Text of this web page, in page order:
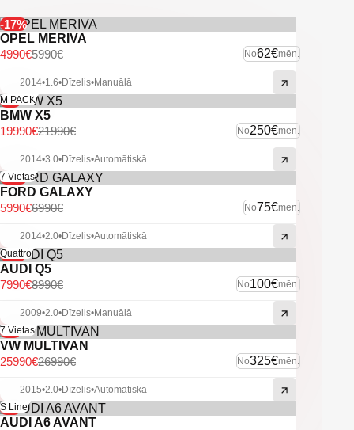
-Priekšējie parkingsensori.
-Aizmugurējie parkingsensori.
-Navigācija.
-IsoFix sēdeklīšu stiprinājumi.
-Vieglmetāla diski ar labām riepām.
-2 Atslēgas.
-Navigācija.
-Miglas lukturi.
-U.C. ekstras.
-17%
OPEL MERIVA
No62€mēn.
5990€
4990€
2014•1.6•Dīzelis•Manuālā
-9%
M PACK
BMW X5
No250€mēn.
21990€
19990€
2014•3.0•Dīzelis•Automātiskā
-14%
7 Vietas
FORD GALAXY
No75€mēn.
6990€
5990€
2014•2.0•Dīzelis•Automātiskā
-11%
Quattro
AUDI Q5
No100€mēn.
8990€
7990€
2009•2.0•Dīzelis•Manuālā
-4%
7 Vietas
VW MULTIVAN
No325€mēn.
26990€
25990€
2015•2.0•Dīzelis•Automātiskā
-6%
S Line
AUDI A6 AVANT